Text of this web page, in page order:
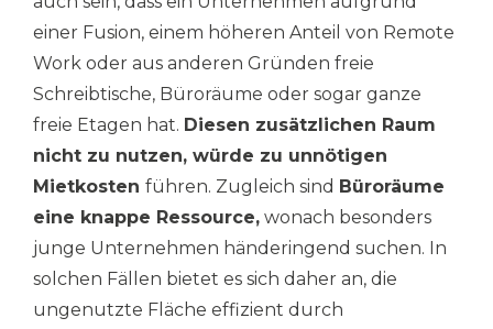
einer Fusion, einem höheren Anteil von Remote
Work oder aus anderen Gründen freie
Schreibtische, Büroräume oder sogar ganze
freie Etagen hat. Diesen zusätzlichen Raum
nicht zu nutzen, würde zu unnötigen
Mietkosten führen. Zugleich sind Büroräume
eine knappe Ressource, wonach besonders
junge Unternehmen händeringend suchen. In
solchen Fällen bietet es sich daher an, die
ungenutzte Fläche effizient durch